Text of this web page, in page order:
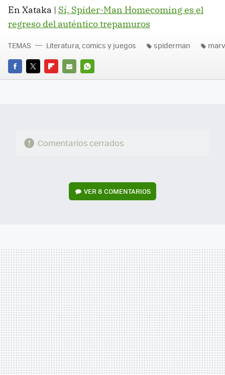
En Xataka | Sí, Spider-Man Homecoming es el
regreso del auténtico trepamuros
FACEBOOK
TWITTERFLIPBOARD
E-
WHATSAPP
TEMAS Literatura, comics y juegos spiderman
Comentarios cerrados
VER8 COMENTARIOS